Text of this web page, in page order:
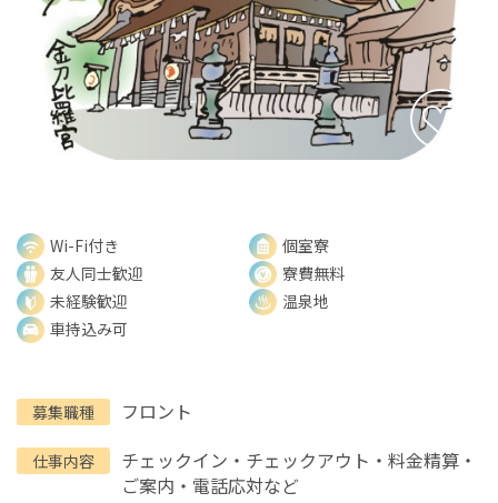
Wi-Fi付き
個室寮
友人同士歓迎
寮費無料
未経験歓迎
温泉地
車持込み可
募集職種 フロント
仕事内容
チェックイン・チェックアウト・料金精算・
ご案内・電話応対など